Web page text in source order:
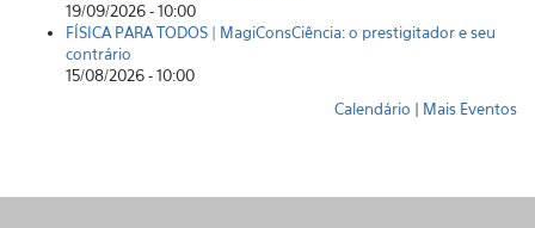
19/09/2026 - 10:00
FÍSICA PARA TODOS | MagiConsCiência: o prestigitador e seu
contrário
15/08/2026 - 10:00
Calendário | Mais Eventos